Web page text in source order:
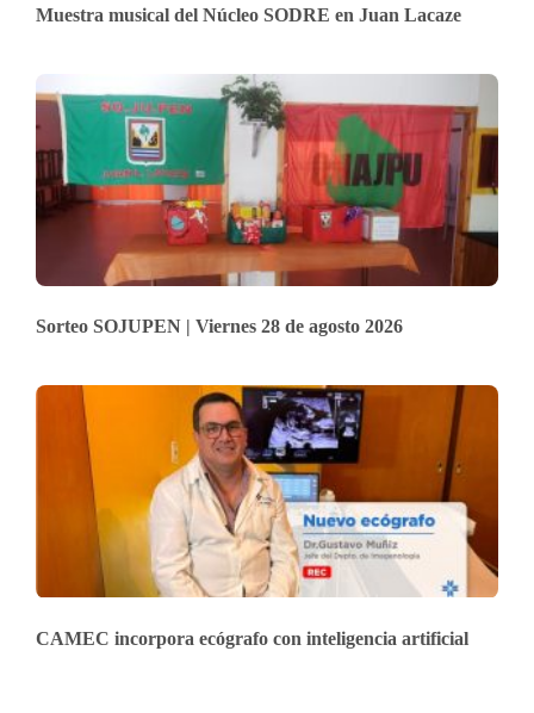
Muestra musical del Núcleo SODRE en Juan Lacaze
Sorteo SOJUPEN | Viernes 28 de agosto 2026
CAMEC incorpora ecógrafo con inteligencia artificial